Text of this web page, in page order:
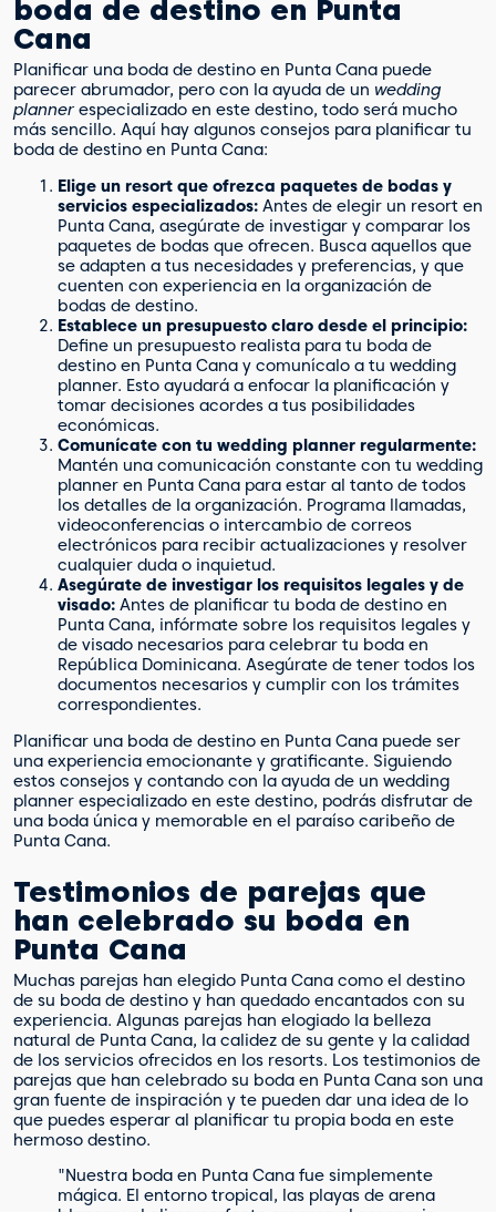
boda de destino en Punta
Cana
Planificar una boda de destino en Punta Cana puede
parecer abrumador, pero con la ayuda de un wedding
planner especializado en este destino, todo será mucho
más sencillo. Aquí hay algunos consejos para planificar tu
boda de destino en Punta Cana:
Elige un resort que ofrezca paquetes de bodas y
servicios especializados: Antes de elegir un resort en
Punta Cana, asegúrate de investigar y comparar los
paquetes de bodas que ofrecen. Busca aquellos que
se adapten a tus necesidades y preferencias, y que
cuenten con experiencia en la organización de
bodas de destino.
Establece un presupuesto claro desde el principio:
Define un presupuesto realista para tu boda de
destino en Punta Cana y comunícalo a tu wedding
planner. Esto ayudará a enfocar la planificación y
tomar decisiones acordes a tus posibilidades
económicas.
Comunícate con tu wedding planner regularmente:
Mantén una comunicación constante con tu wedding
planner en Punta Cana para estar al tanto de todos
los detalles de la organización. Programa llamadas,
videoconferencias o intercambio de correos
electrónicos para recibir actualizaciones y resolver
cualquier duda o inquietud.
Asegúrate de investigar los requisitos legales y de
visado: Antes de planificar tu boda de destino en
Punta Cana, infórmate sobre los requisitos legales y
de visado necesarios para celebrar tu boda en
República Dominicana. Asegúrate de tener todos los
documentos necesarios y cumplir con los trámites
correspondientes.
Planificar una boda de destino en Punta Cana puede ser
una experiencia emocionante y gratificante. Siguiendo
estos consejos y contando con la ayuda de un wedding
planner especializado en este destino, podrás disfrutar de
una boda única y memorable en el paraíso caribeño de
Punta Cana.
Testimonios de parejas que
han celebrado su boda en
Punta Cana
Muchas parejas han elegido Punta Cana como el destino
de su boda de destino y han quedado encantados con su
experiencia. Algunas parejas han elogiado la belleza
natural de Punta Cana, la calidez de su gente y la calidad
de los servicios ofrecidos en los resorts. Los testimonios de
parejas que han celebrado su boda en Punta Cana son una
gran fuente de inspiración y te pueden dar una idea de lo
que puedes esperar al planificar tu propia boda en este
hermoso destino.
"Nuestra boda en Punta Cana fue simplemente
mágica. El entorno tropical, las playas de arena